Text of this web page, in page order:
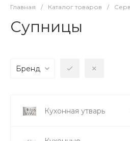
Главная / Каталог товаров /
Супницы
Бренд
Кухонная утварь